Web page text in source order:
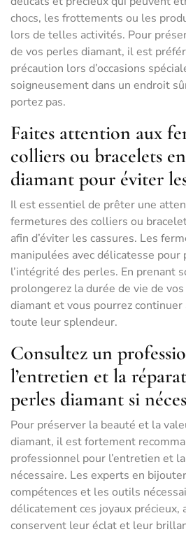
chocs, les frottements ou les
lors de telles activités. Pour
de vos perles diamant, il est
précaution lors d’occasions
soigneusement dans un endroit
portez pas.
Faites attention aux
colliers ou bracelets
diamant pour éviter
Il est essentiel de prêter une
fermetures des colliers ou
afin d’éviter les cassures. Les
manipulées avec délicatesse
l’intégrité des perles. En prenant
prolongerez la durée de vie de
diamant et vous pourrez continuer
toute leur splendeur.
Consultez un
l’entretien et la
perles diamant si
Pour préserver la beauté et la
diamant, il est fortement
professionnel pour l’entretien et
nécessaire. Les experts en
compétences et les outils
délicatement ces joyaux précieux,
conservent leur éclat et leur